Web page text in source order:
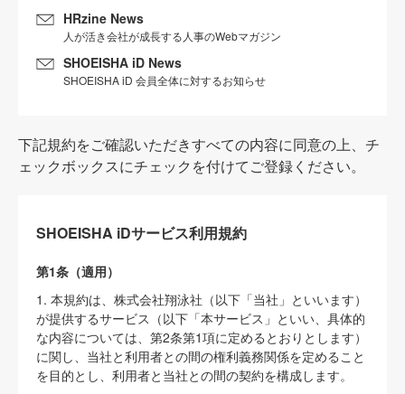
HRzine News
人が活き会社が成長する人事のWebマガジン
SHOEISHA iD News
SHOEISHA iD 会員全体に対するお知らせ
下記規約をご確認いただきすべての内容に同意の上、チ
ェックボックスにチェックを付けてご登録ください。
SHOEISHA iDサービス利用規約
第1条（適用）
1. 本規約は、株式会社翔泳社（以下「当社」といいます）
が提供するサービス（以下「本サービス」といい、具体的
な内容については、第2条第1項に定めるとおりとします）
に関し、当社と利用者との間の権利義務関係を定めること
を目的とし、利用者と当社との間の契約を構成します。